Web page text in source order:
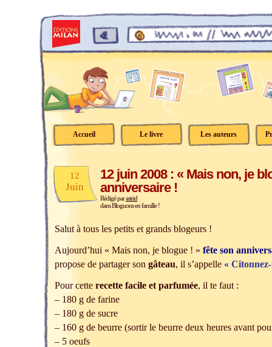
Accueil Le livre Les auteurs
12
Juin
12 juin 2008 : « Mais non, je
anniversaire !
Rédigé parastrid
dansBloguons en famille !
Salut à tous les petits et grands blogeurs !
Aujourd’hui « Mais non, je blogue ! » fête son
propose de partager son gâteau, il s’appelle «
Pour cette recette facile et parfumée, il te faut :
– 180 g de farine
– 180 g de sucre
– 160 g de beurre (sortir le beurre deux heures avant
– 5 oeufs